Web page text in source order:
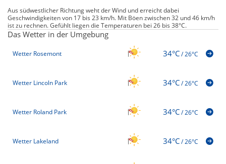
Aus südwestlicher Richtung weht der Wind und erreicht dabei
Geschwindigkeiten von 17 bis 23 km/h. Mit Böen zwischen 32 und 46 km/h
ist zu rechnen. Gefühlt liegen die Temperaturen bei 26 bis 38°C.
Das Wetter in der Umgebung
Wetter Rosemont 34°C/26°C
Wetter Lincoln Park 34°C/26°C
Wetter Roland Park 34°C/26°C
Wetter Lakeland 34°C/26°C